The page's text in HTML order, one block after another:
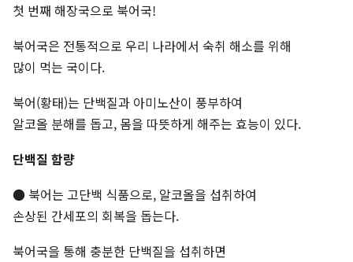
첫 번째 해장국으로 북어국!
북어국은 전통적으로 우리 나라에서 숙취 해소를 위해
많이 먹는 국이다.
북어(황태)는 단백질과 아미노산이 풍부하여
알코올 분해를 돕고, 몸을 따뜻하게 해주는 효능이 있다.
단백질 함량
● 북어는 고단백 식품으로, 알코올을 섭취하여
손상된 간세포의 회복을 돕는다.
북어국을 통해 충분한 단백질을 섭취하면